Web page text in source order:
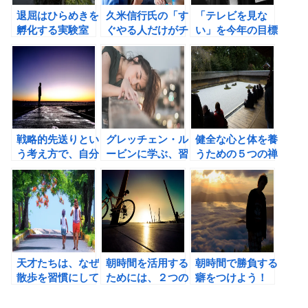
退屈はひらめきを
孵化する実験室
久米信行氏の「す
ぐやる人だけがチ
ャンスを手に入れ
る」の書評②
「テレビを見な
い」を今年の目標
にしてみよう！
戦略的先送りとい
う考え方で、自分
をポジティブに変
えてみよう！
グレッチェン・ル
ービンに学ぶ、習
慣化のために必要
な４つの改善。
健全な心と体を養
うための５つの禅
的発想法。
天才たちは、なぜ
散歩を習慣にして
朝時間を活用する
ためには、２つの
朝時間で勝負する
癖をつけよう！